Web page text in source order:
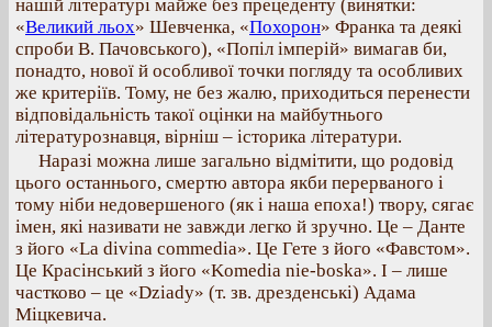
нашій літературі майже без прецеденту (винятки:
«Великий льох» Шевченка, «Похорон» Франка та деякі
спроби В. Пачовського), «Попіл імперій» вимагав би,
понадто, нової й особливої точки погляду та особливих
же критеріїв. Тому, не без жалю, приходиться перенести
відповідальність такої оцінки на майбутнього
літературознавця, вірніш – історика літератури.
Наразі можна лише загально відмітити, що родовід
цього останнього, смертю автора якби перерваного і
тому ніби недовершеного (як і наша епоха!) твору, сягає
імен, які називати не завжди легко й зручно. Це – Данте
з його «La divina commedia». Це Гете з його «Фавстом».
Це Красінський з його «Komedia nie-boska». І – лише
частково – це «Dziady» (т. зв. дрезденські) Адама
Міцкевича.